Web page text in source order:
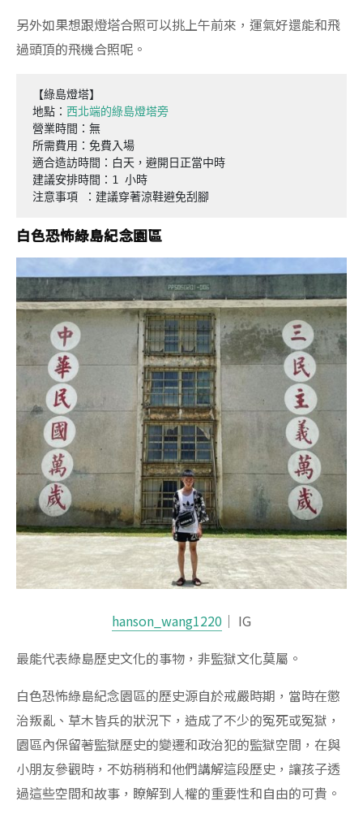
另外如果想跟燈塔合照可以挑上午前來，運氣好還能和飛
過頭頂的飛機合照呢。
【綠島燈塔】
地點： 西北端的綠島燈塔旁
營業時間：無
所需費用：免費入場
適合造訪時間：白天，避開日正當中時
建議安排時間：1 小時
注意事項 ：建議穿著涼鞋避免刮腳
白色恐怖綠島紀念園區
hanson_wang1220 ｜ IG
最能代表綠島歷史文化的事物，非監獄文化莫屬。
白色恐怖綠島紀念園區的歷史源自於戒嚴時期，當時在懲
治叛亂、草木皆兵的狀況下，造成了不少的冤死或冤獄，
園區內保留著監獄歷史的變遷和政治犯的監獄空間，在與
小朋友參觀時，不妨稍稍和他們講解這段歷史，讓孩子透
過這些空間和故事，瞭解到人權的重要性和自由的可貴。